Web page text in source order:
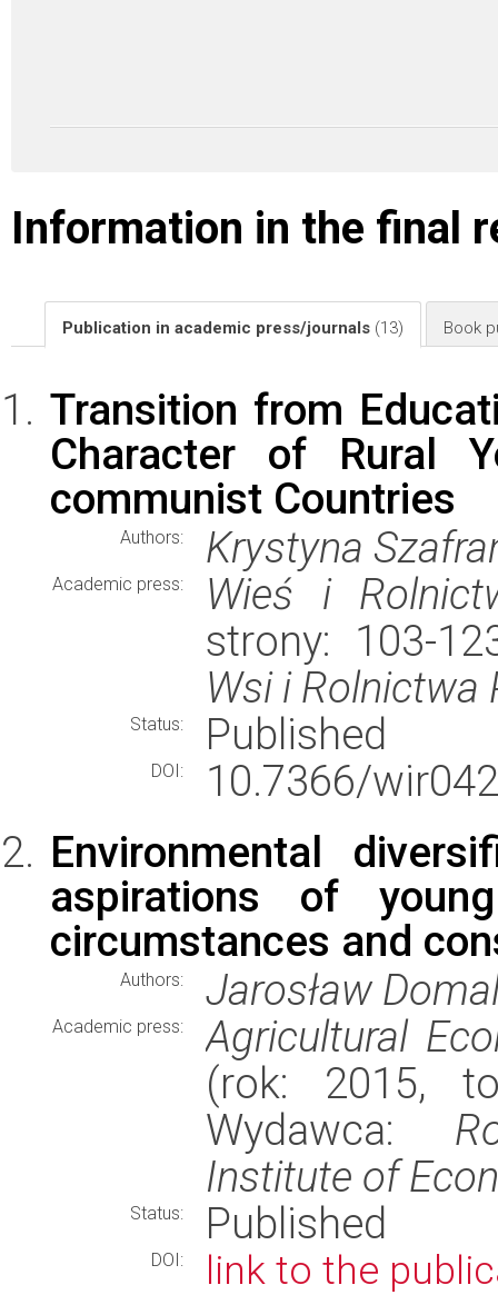
Information in the final
Publication in academic press/journals (13) Book
Transition from
Character of Rural
communist Countries
Authors: Krystyna
Academic press:
Wieś i
strony: 103-
Wsi i Rolnictwa
Status: Published
DOI:
10.7366/
Environmental
aspirations of
circumstances and
Authors: Jarosław
Academic press:
Agricultural
(rok: 2015,
Wydawca:
Institute of
Status: Published
DOI: link to the